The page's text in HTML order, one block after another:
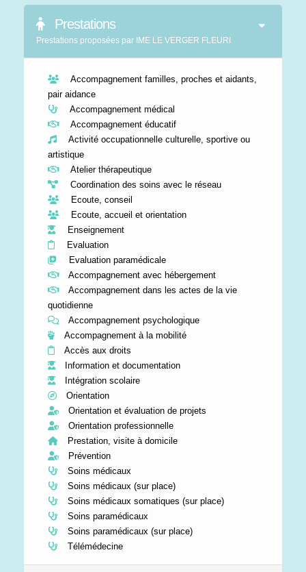
Prestations
Prestations proposées par IME LE VERGER FLEURI
Accompagnement familles, proches et aidants,
pair aidance
Accompagnement médical
Accompagnement éducatif
Activité occupationnelle culturelle, sportive ou
artistique
Atelier thérapeutique
Coordination des soins avec le réseau
Ecoute, conseil
Ecoute, accueil et orientation
Enseignement
Evaluation
Evaluation paramédicale
Accompagnement avec hébergement
Accompagnement dans les actes de la vie
quotidienne
Accompagnement psychologique
Accompagnement à la mobilité
Accès aux droits
Information et documentation
Intégration scolaire
Orientation
Orientation et évaluation de projets
Orientation professionnelle
Prestation, visite à domicile
Prévention
Soins médicaux
Soins médicaux (sur place)
Soins médicaux somatiques (sur place)
Soins paramédicaux
Soins paramédicaux (sur place)
Télémédecine